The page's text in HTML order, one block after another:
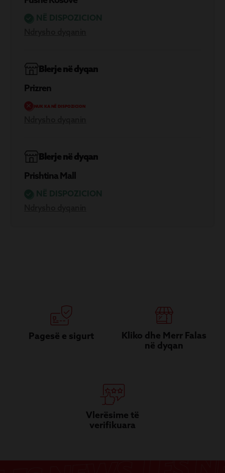
Blerje në dyqan
Prizren
NUK KA NË DISPOZICION
Blerje në dyqan
Prishtina Mall
Pagesë e sigurt
Kliko dhe Merr Falas
në dyqan
Vlerësime të
verifikuara